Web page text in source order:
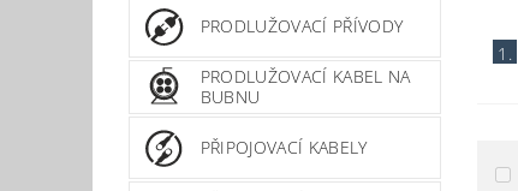
PRODLUŽOVACÍ PŘÍVODY
PRODLUŽOVACÍ KABEL NA
BUBNU
PŘIPOJOVACÍ KABELY
1.